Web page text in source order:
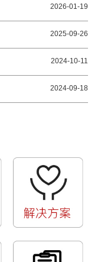
2026-01-19
2025-09-26
2024-10-11
2024-09-18